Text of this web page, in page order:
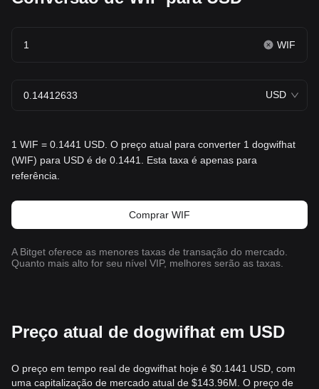
WIF
USD
1 WIF = 0.1441 USD. O preço atual para converter 1 dogwifhat
(WIF) para USD é de 0.1441. Esta taxa é apenas para
referência.
Comprar WIF
A Bitget oferece as menores taxas de transação do mercado.
Quanto mais alto for seu nível VIP, melhores serão as taxas.
Preço atual de dogwifhat em USD
O preço em tempo real de dogwifhat hoje é $0.1441 USD, com
uma capitalização de mercado atual de $143.96M. O preço de